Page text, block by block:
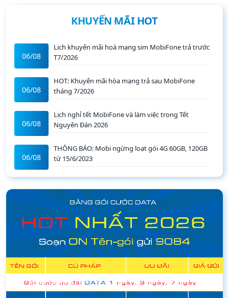
KHUYẾN MÃI HOT
06/08
Lịch khuyến mãi hoà mạng sim MobiFone trả trước
T7/2026
06/08
HOT: Khuyến mãi hòa mạng trả sau MobiFone
tháng 7/2026
06/08
Lịch nghỉ tết MobiFone và làm việc trong Tết
Nguyên Đán 2026
06/08
THÔNG BÁO: Mobi ngừng loạt gói 4G 60GB, 120GB
từ 15/6/2023